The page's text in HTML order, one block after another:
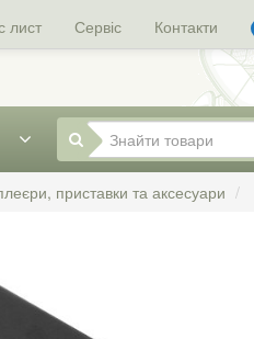
лист Сервіс Контакти
приставки та аксесуари